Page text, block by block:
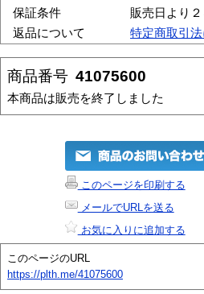
保証条件
販売日より
返品について
特定商取引
商品番号 41075600
本商品は販売を終了しました
このページを印刷する
メールでURLを送る
お気に入りに追加する
このページのURL
https://plth.me/41075600